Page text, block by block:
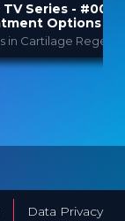
TV Series - #007:
Options for
Cartilage
in Cartilage
Data Privacy